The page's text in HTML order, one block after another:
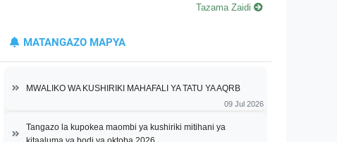
Tazama Zaidi
MATANGAZO MAPYA
MWALIKO WA KUSHIRIKI MAHAFALI YA TATU YA AQRB
09 Jul 2026
Tangazo la kupokea maombi ya kushiriki mitihani ya